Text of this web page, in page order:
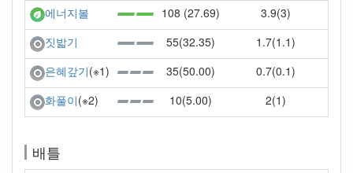
에너지볼
108 (27.69)
3.9(3)
짓밟기
55(32.35)
1.7(1.1)
은혜갚기(※1) 35(50.00)
0.7(0.1)
화풀이(※2) 10(5.00) 2(1)
배틀